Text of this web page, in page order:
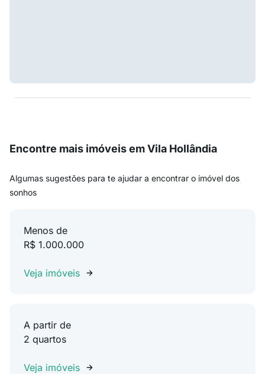
Encontre mais imóveis em Vila Hollândia
Algumas sugestões para te ajudar a encontrar o imóvel dos
sonhos
Menos de
R$ 1.000.000
Veja imóveis
A partir de
2 quartos
Veja imóveis